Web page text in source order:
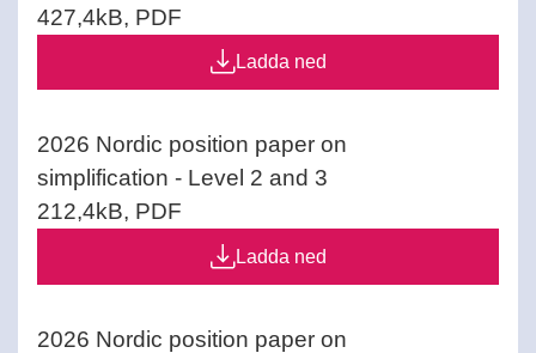
427,4kB, PDF
Ladda ned
2026 Nordic position paper on
simplification - Level 2 and 3
212,4kB, PDF
Ladda ned
2026 Nordic position paper on